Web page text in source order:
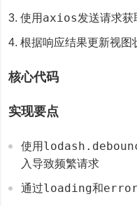
使用 axios发送请求获
根据响应结果更新视图
核心代码
实现要点
使用
入导致频繁请求
通过loading和